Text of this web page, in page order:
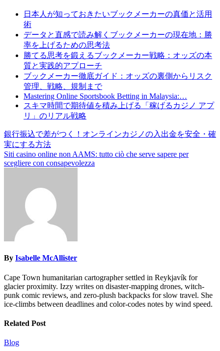
日本人が知っておきたいブックメーカーの真価と活用
術
データと直感で読み解くブックメーカーの現在地：勝
率を上げるための思考法
勝てる思考を鍛えるブックメーカー戦略：オッズの本
質と実践的アプローチ
ブックメーカー徹底ガイド：オッズの裏側からリスク
管理、戦略、規制まで
Mastering Online Sportsbook Betting in Malaysia:…
スキマ時間で期待値を積み上げる「稼げるカジノ アプ
リ」のリアル戦略
Post
navigation
銀行振込で差がつく！オンラインカジノの入出金を安全・確
実にする方法
Siti casino online non AAMS: tutto ciò che serve sapere per
scegliere con consapevolezza
By Isabelle McAllister
Cape Town humanitarian cartographer settled in Reykjavík for
glacier proximity. Izzy writes on disaster-mapping drones, witch-
punk comic reviews, and zero-plush backpacks for slow travel. She
ice-climbs between deadlines and color-codes notes by wind speed.
Related Post
Blog